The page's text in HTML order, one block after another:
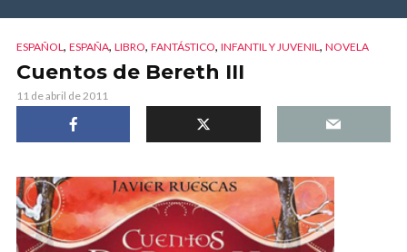
ESPAÑOL, ESPAÑA, LIBRO, FANTÁSTICO, INFANTIL Y JUVENIL, NOVELA
Cuentos de Bereth III
11 de abril de 2011